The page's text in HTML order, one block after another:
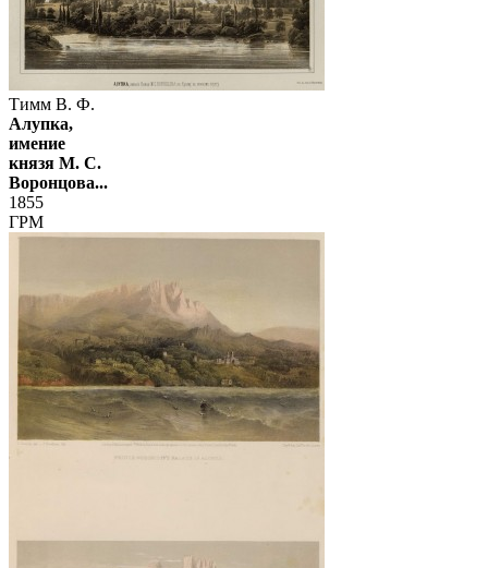
Тимм В. Ф.
Алупка,
имение
князя М. С.
Воронцова...
1855
ГРМ